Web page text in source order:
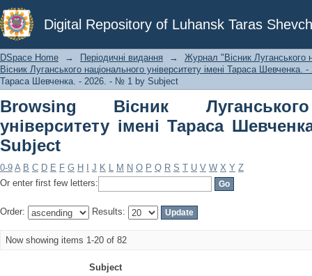
Digital Repository of Luhansk Taras
Browsing Вісник Луганського
Шевченка. - 2026. - № 1 by Subject
DSpace Home → Періодичні видання →
Журнал "Вісник Луганського
Вісник Луганського національного університету імені Тараса
Тараса Шевченка. - 2026. - № 1 by Subject
Browsing Вісник
університету імені Тараса
Subject
0-9 A B C D E F G H J K L M N O P Q R S T U V W X Y Z
Or enter first few letters:
Order: Results:
Now showing items 1-20 of 82
Subject